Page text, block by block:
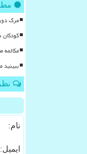
مرگ
مکالمه
نام:
ایمیل: